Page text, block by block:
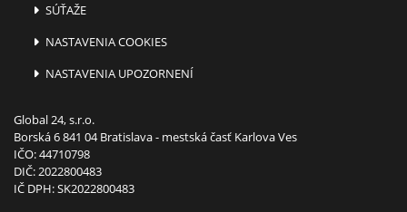
SÚŤAŽE
NASTAVENIA COOKIES
NASTAVENIA UPOZORNENÍ
Global 24, s.r.o.
Borská 6 841 04 Bratislava - mestská časť Karlova Ves
IČO: 44710798
DIČ: 2022800483
IČ DPH: SK2022800483